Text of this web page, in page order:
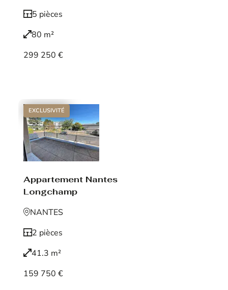
5 pièces
80 m²
299 250 €
EXCLUSIVITÉ
Appartement Nantes
Longchamp
NANTES
2 pièces
41.3 m²
159 750 €